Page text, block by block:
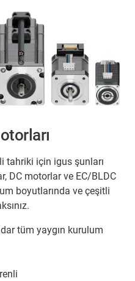
tahriki için igus şunları
DC motorlar ve EC/BLDC
boyutlarında ve çeşitli
tüm yaygın kurulum